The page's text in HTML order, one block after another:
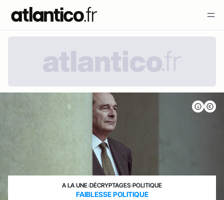
A LA UNE›DÉCRYPTAGES›POLITIQUE
FAIBLESSE POLITIQUE